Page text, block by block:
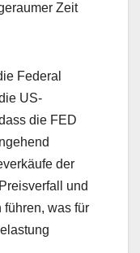
Zeit
Federal
US-
die FED
der
und
was für